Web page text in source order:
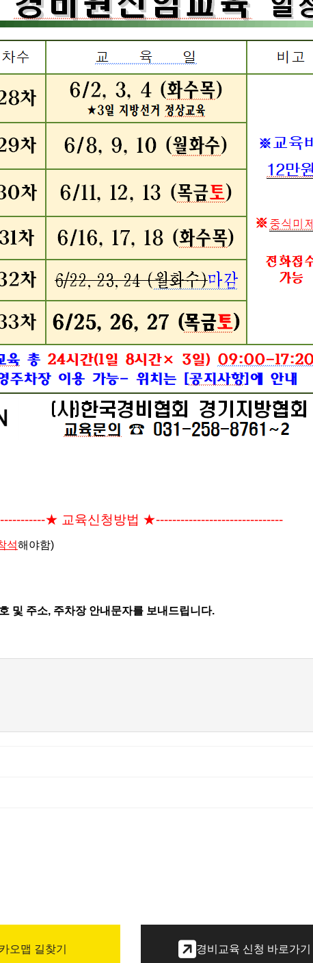
★ 교육신청방법 ★-------------------------------
석해야함)
및 주소, 주차장 안내문자를 보내드립니다.
오맵 길찾기 경비교육 신청 바로가기